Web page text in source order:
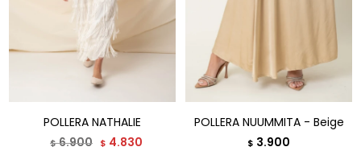
POLLERA NATHALIE
$6.900 $ 4.830
POLLERA NUUMMITA - Beige
$ 3.900